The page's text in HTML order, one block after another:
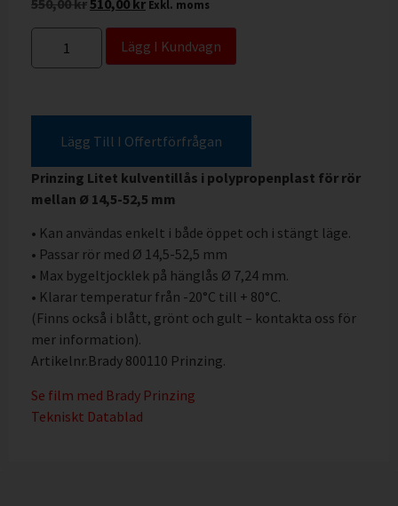
550,00kr510,00 kr Exkl. moms
Lägg I Kundvagn
Lägg Till I Offertförfrågan
Prinzing Litet kulventillås i polypropenplast för rör
mellan Ø 14,5-52,5 mm
• Kan användas enkelt i både öppet och i stängt läge.
• Passar rör med Ø 14,5-52,5 mm
• Max bygeltjocklek på hänglås Ø 7,24 mm.
• Klarar temperatur från -20°C till + 80°C.
(Finns också i blått, grönt och gult – kontakta oss för
mer information).
Artikelnr.Brady 800110 Prinzing.
Se film med Brady Prinzing
Tekniskt Datablad